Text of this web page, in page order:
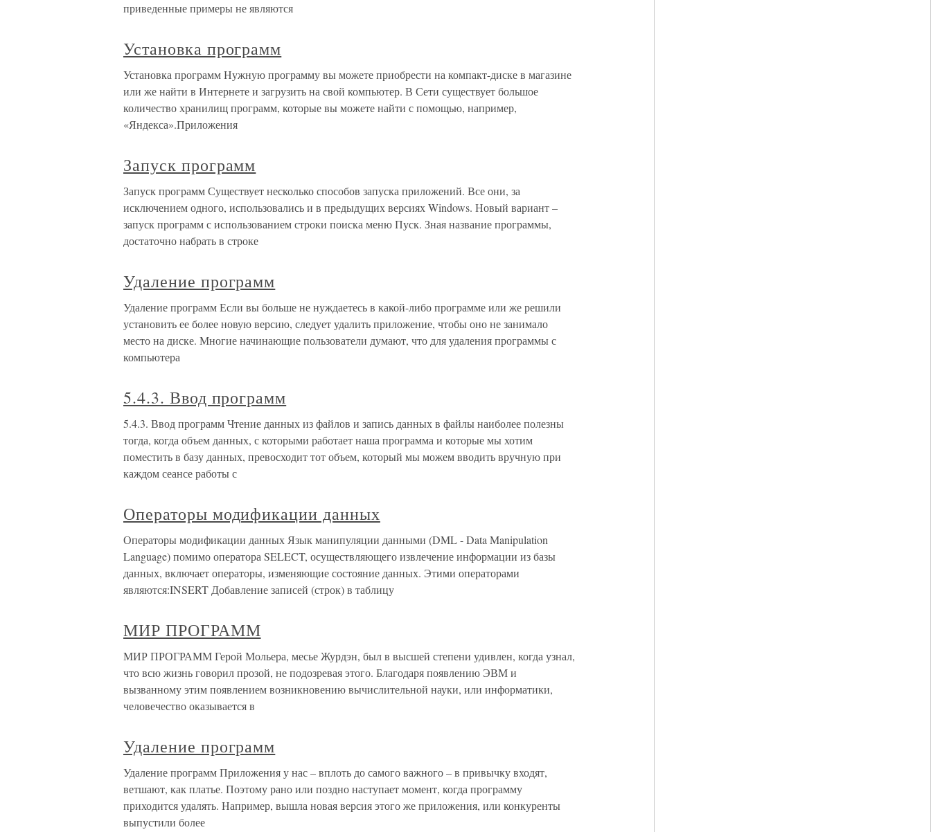
приведенные примеры не являются
Установка программ
Установка программ Нужную программу вы можете приобрести на компакт-диске в магазине
или же найти в Интернете и загрузить на свой компьютер. В Сети существует большое
количество хранилищ программ, которые вы можете найти с помощью, например,
«Яндекса».Приложения
Запуск программ
Запуск программ Существует несколько способов запуска приложений. Все они, за
исключением одного, использовались и в предыдущих версиях Windows. Новый вариант –
запуск программ с использованием строки поиска меню Пуск. Зная название программы,
достаточно набрать в строке
Удаление программ
Удаление программ Если вы больше не нуждаетесь в какой-либо программе или же решили
установить ее более новую версию, следует удалить приложение, чтобы оно не занимало
место на диске. Многие начинающие пользователи думают, что для удаления программы с
компьютера
5.4.3. Ввод программ
5.4.3. Ввод программ Чтение данных из файлов и запись данных в файлы наиболее полезны
тогда, когда объем данных, с которыми работает наша программа и которые мы хотим
поместить в базу данных, превосходит тот объем, который мы можем вводить вручную при
каждом сеансе работы с
Операторы модификации данных
Операторы модификации данных Язык манипуляции данными (DML - Data Manipulation
Language) помимо оператора SELECT, осуществляющего извлечение информации из базы
данных, включает операторы, изменяющие состояние данных. Этими операторами
являются:INSERT Добавление записей (строк) в таблицу
МИР ПРОГРАММ
МИР ПРОГРАММ Герой Мольера, месье Журдэн, был в высшей степени удивлен, когда узнал,
что всю жизнь говорил прозой, не подозревая этого. Благодаря появлению ЭВМ и
вызванному этим появлением возникновению вычислительной науки, или информатики,
человечество оказывается в
Удаление программ
Удаление программ Приложения у нас – вплоть до самого важного – в привычку входят,
ветшают, как платье. Поэтому рано или поздно наступает момент, когда программу
приходится удалять. Например, вышла новая версия этого же приложения, или конкуренты
выпустили более